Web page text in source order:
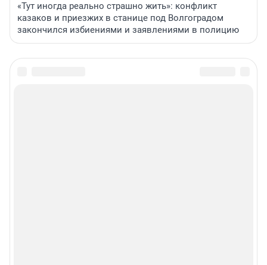
«Тут иногда реально страшно жить»: конфликт
казаков и приезжих в станице под Волгоградом
закончился избиениями и заявлениями в полицию